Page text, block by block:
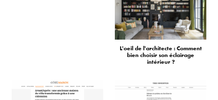
L'oeil de l'architecte : Comment
bien choisir son éclairage
intérieur ?